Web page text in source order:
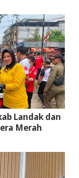
Landak dan
Merah